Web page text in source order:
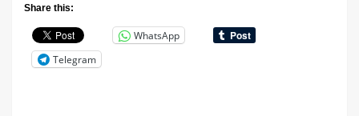
Share this:
WhatsApp
Telegram